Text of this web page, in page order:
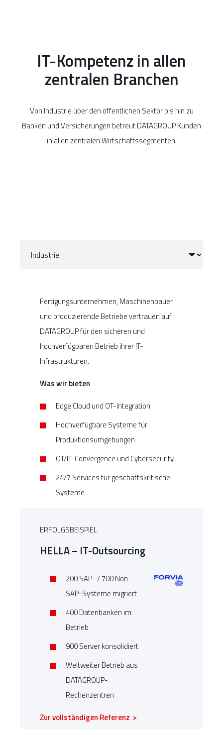
IT-Kompetenz in allen
zentralen Branchen
Von Industrie über den öffentlichen Sektor bis hin zu
Banken und Versicherungen betreut DATAGROUP Kunden
in allen zentralen Wirtschaftssegmenten.
Fertigungsunternehmen, Maschinenbauer
und produzierende Betriebe vertrauen auf
DATAGROUP für den sicheren und
hochverfügbaren Betrieb ihrer IT-
Infrastrukturen.
Was wir bieten
Edge Cloud und OT-Integration
Hochverfügbare Systeme für
Produktionsumgebungen
OT/IT-Convergence und Cybersecurity
24/7 Services für geschäftskritische
Systeme
ERFOLGSBEISPIEL
HELLA – IT-Outsourcing
200 SAP- / 700 Non-
SAP-Systeme migriert
400 Datenbanken im
Betrieb
900 Server konsolidiert
Weltweiter Betrieb aus
DATAGROUP-
Rechenzentren
Zur vollständigen Referenz >